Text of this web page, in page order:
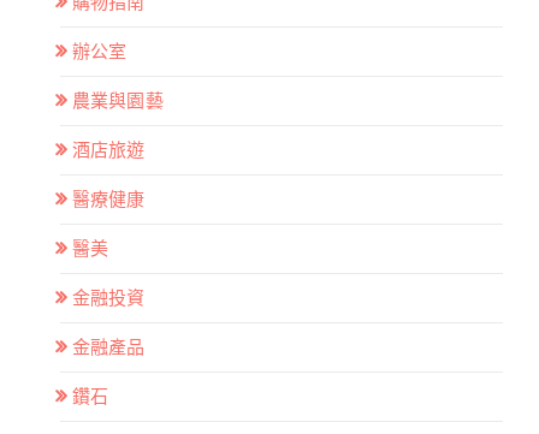
辦公室
農業與園藝
酒店旅遊
醫療健康
醫美
金融投資
金融產品
鑽石